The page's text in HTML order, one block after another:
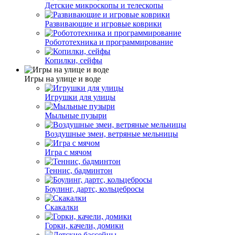
Детские микроскопы и телескопы
Развивающие и игровые коврики
Робототехника и программирование
Копилки, сейфы
Игры на улице и воде
Игрушки для улицы
Мыльные пузыри
Воздушные змеи, ветряные мельницы
Игра с мячом
Теннис, бадминтон
Боулинг, дартс, кольцебросы
Скакалки
Горки, качели, домики